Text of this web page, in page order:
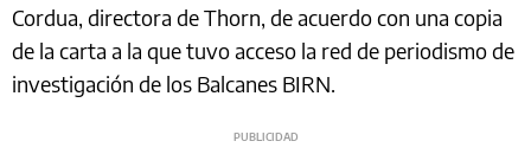
Cordua, directora de Thorn, de acuerdo con una copia
de la carta a la que tuvo acceso la red de periodismo de
investigación de los Balcanes BIRN.